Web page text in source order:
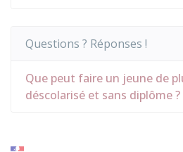
Questions ? Réponses !
Que peut faire un jeune de
déscolarisé et sans diplôme ?